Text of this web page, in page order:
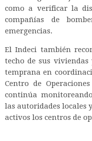
como a verificar la
compañías de
emergencias.
El Indeci también
techo de sus
temprana en
Centro de
continúa
las autoridades locales
activos los centros de